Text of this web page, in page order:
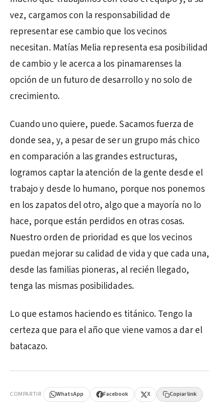
vez, cargamos con la responsabilidad de
representar ese cambio que los vecinos
necesitan. Matías Melia representa esa posibilidad
de cambio y le acerca a los pinamarenses la
opción de un futuro de desarrollo y no solo de
crecimiento.
Cuando uno quiere, puede. Sacamos fuerza de
donde sea, y, a pesar de ser un grupo más chico
en comparación a las grandes estructuras,
logramos captar la atención de la gente desde el
trabajo y desde lo humano, porque nos ponemos
en los zapatos del otro, algo que a mayoría no lo
hace, porque están perdidos en otras cosas.
Nuestro orden de prioridad es que los vecinos
puedan mejorar su calidad de vida y que cada una,
desde las familias pioneras, al recién llegado,
tenga las mismas posibilidades.
Lo que estamos haciendo es titánico. Tengo la
certeza que para el año que viene vamos a dar el
batacazo.
COMPARTIR WhatsApp Facebook X Copiar link